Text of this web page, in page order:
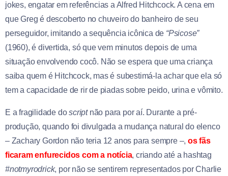
jokes, engatar em referências a Alfred Hitchcock. A cena em
que Greg é descoberto no chuveiro do banheiro de seu
perseguidor, imitando a sequência icônica de “Psicose”
(1960), é divertida, só que vem minutos depois de uma
situação envolvendo cocô. Não se espera que uma criança
saiba quem é Hitchcock, mas é subestimá-la achar que ela só
tem a capacidade de rir de piadas sobre peido, urina e vômito.
E a fragilidade doscriptnão para por aí. Durante a pré-
produção, quando foi divulgada a mudança natural do elenco
– Zachary Gordon não teria 12 anos para sempre –, os fãs
ficaram enfurecidos com a notícia, criando até a hashtag
#notmyrodrick, por não se sentirem representados por Charlie